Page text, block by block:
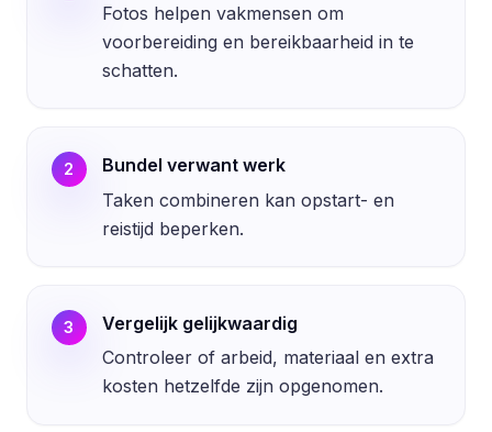
Fotos helpen vakmensen om
voorbereiding en bereikbaarheid in te
schatten.
2
Bundel verwant werk
Taken combineren kan opstart- en
reistijd beperken.
3
Vergelijk gelijkwaardig
Controleer of arbeid, materiaal en extra
kosten hetzelfde zijn opgenomen.